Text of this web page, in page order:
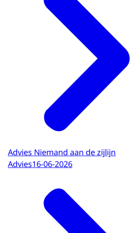
Advies Niemand aan de zijlijn
Advies16-06-2026